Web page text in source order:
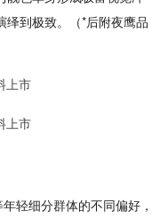
绎到极致。（*后附夜鹰品
轻细分群体的不同偏好，